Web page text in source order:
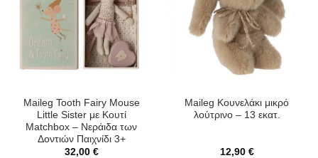
Maileg Tooth Fairy Mouse
Little Sister με Κουτί
Matchbox – Νεράιδα των
Δοντιών Παιχνίδι 3+
32,00 €
Maileg Κουνελάκι μικρό
λούτρινο – 13 εκατ.
12,90 €